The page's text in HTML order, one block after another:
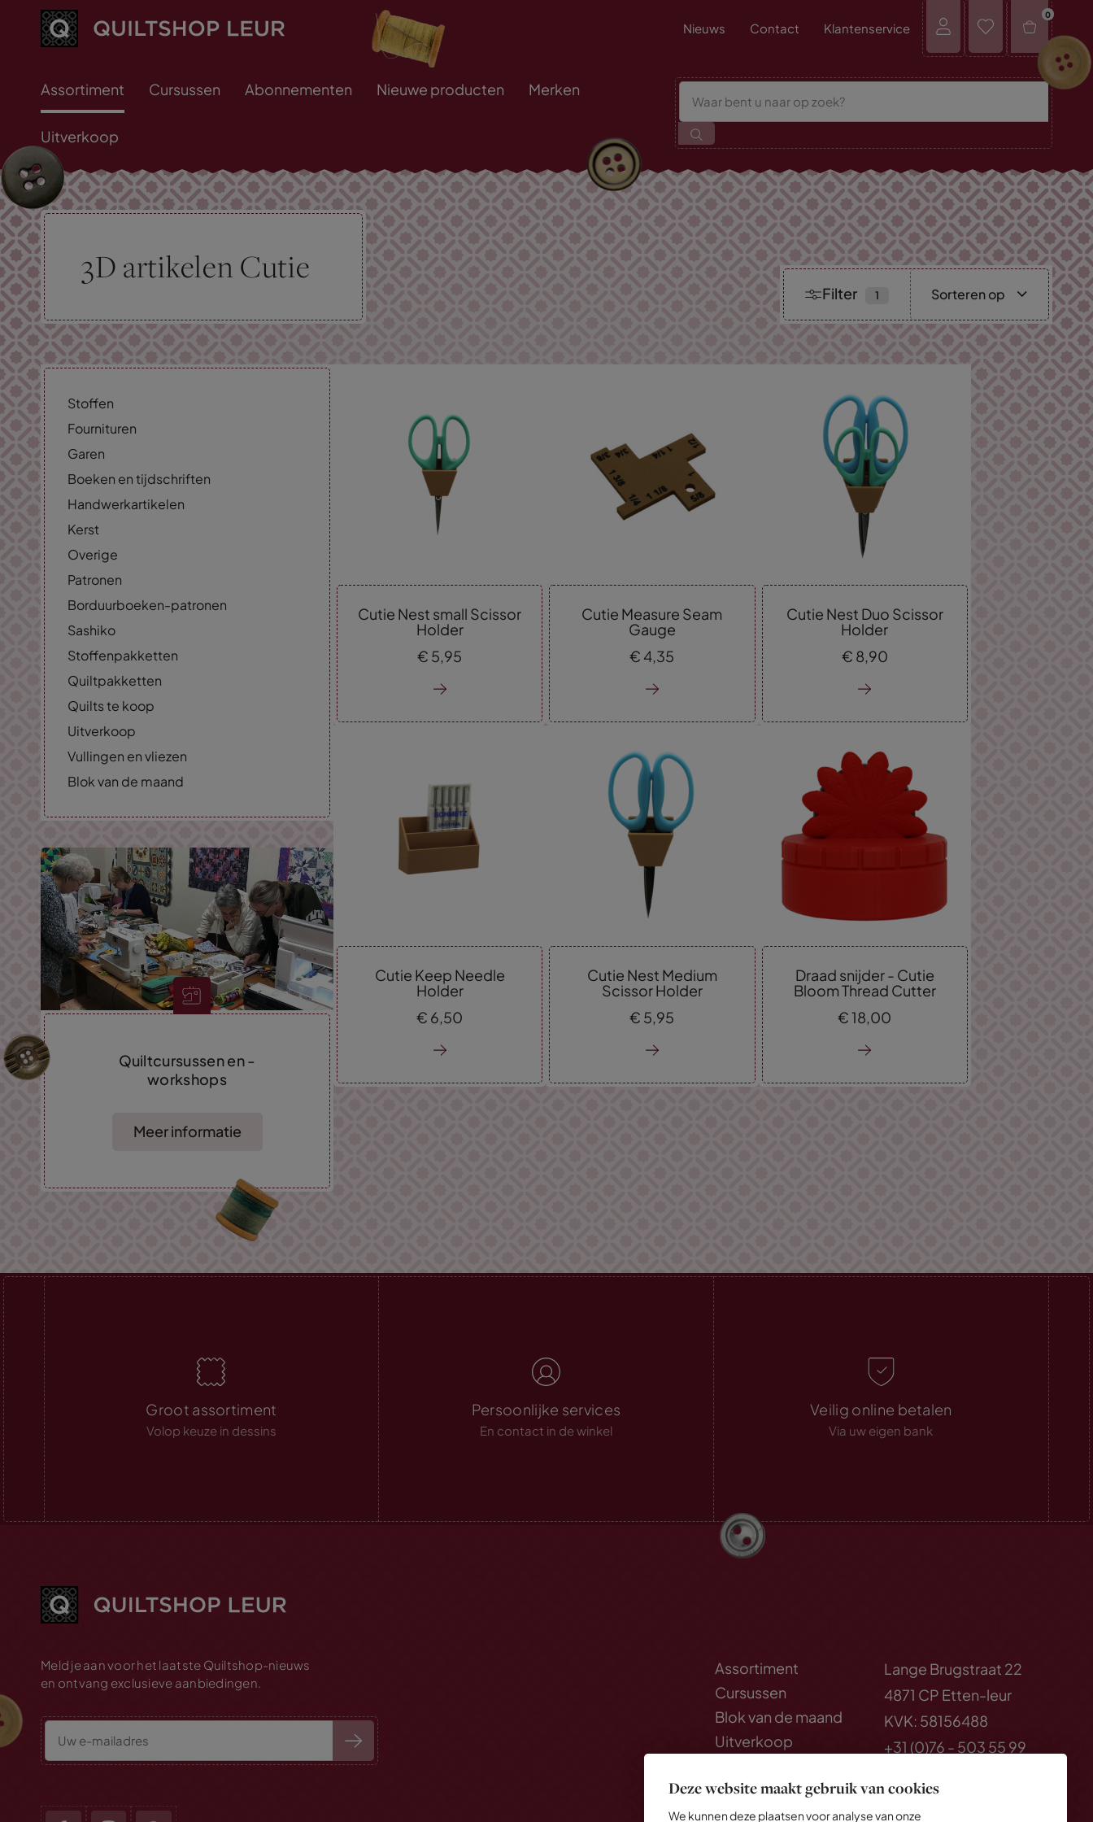
Deze website maakt gebruik van cookies
We kunnen deze plaatsen voor analyse van onze
Nieuws Contact Klantenservice
0
Assortiment Cursussen Abonnementen Nieuwe producten Merken
Uitverkoop
3D artikelen Cutie
Stoffen
Fournituren
Garen
Boeken en tijdschriften
Handwerkartikelen
Kerst
Overige
Patronen
Borduurboeken-patronen
Sashiko
Stoffenpakketten
Quiltpakketten
Quilts te koop
Uitverkoop
Vullingen en vliezen
Blok van de maand
Quiltcursussen en -
workshops
Meer informatie
Filter Sorteren op
Cutie Nest small Scissor
Holder
€ 5,95
Cutie Measure Seam
Gauge
€ 4,35
Cutie Nest Duo Scissor
Holder
€ 8,90
Cutie Keep Needle
Holder
€ 6,50
Cutie Nest Medium
Scissor Holder
€ 5,95
Draad snijder - Cutie
Bloom Thread Cutter
€18,00
Groot assortiment
Volop keuze in dessins
Persoonlijke services
En contact in de winkel
Veilig online betalen
Via uw eigen bank
Meld je aan voor het laatste Quiltshop-nieuws
en ontvang exclusieve aanbiedingen.
Assortiment
Cursussen
Blok van de maand
Uitverkoop
Lange Brugstraat 22
4871 CP Etten-leur
KVK: 58156488
+31 (0)76 - 503 55 99